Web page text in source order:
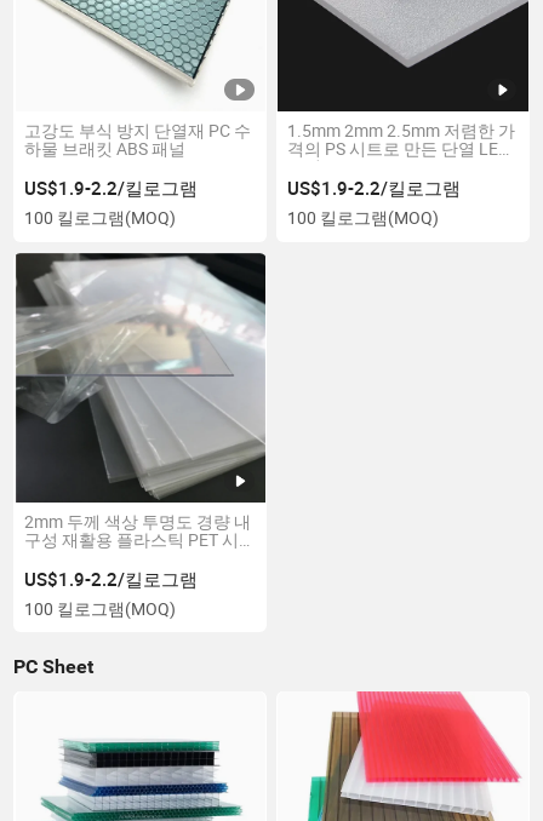
고강도 부식 방지 단열재 PC 수
하물 브래킷 ABS 패널
US$1.9-2.2/킬로그램
100 킬로그램(MOQ)
1.5mm 2mm 2.5mm 저렴한 가
격의 PS 시트로 만든 단열 LED
조명
US$1.9-2.2/킬로그램
100 킬로그램(MOQ)
2mm 두께 색상 투명도 경량 내
구성 재활용 플라스틱 PET 시
US$1.9-2.2/킬로그램
100 킬로그램(MOQ)
PC Sheet